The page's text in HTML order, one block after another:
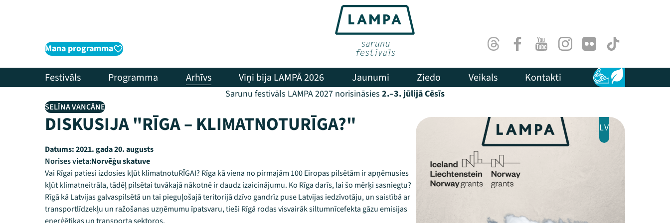
Mana programma ThreadsFacebookYoutubeInstagram
Flick TikTok
Festivāls Programma Arhīvs Viņi bija LAMPĀ 2026 Jaunumi Ziedo Veikals Kontakti Pieejamība
Ilgtspēja
Sarunu festivāls LAMPA 2027 norisināsies 2.–3. jūlijā Cēsīs
SELĪNA VANCĀNE
DISKUSIJA "RĪGA – KLIMATNOTURĪGA?"
Datums:2021. gada 20. augusts
Norises vieta:Norvēģu skatuve
Vai Rīgai patiesi izdosies kļūt klimatnotuRĪGAI? Rīga kā viena no pirmajām 100 Eiropas pilsētām ir apņēmusies
kļūt klimatneitrāla, tādēļ pilsētai tuvākajā nākotnē ir daudz izaicinājumu. Ko Rīga darīs, lai šo mērķi sasniegtu?
Rīgā kā Latvijas galvaspilsētā un tai pieguļošajā teritorijā dzīvo gandrīz puse Latvijas iedzīvotāju, un saistībā ar
transportlīdzekļu un ražošanas uzņēmumu īpatsvaru, tieši Rīgā rodas visvairāk siltumnīcefekta gāzu emisijas
LV